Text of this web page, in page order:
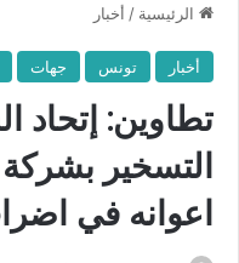
الرئيسية / أخبار
أخبار تونس جهات
تطاوين: إتحاد
اعوانه في